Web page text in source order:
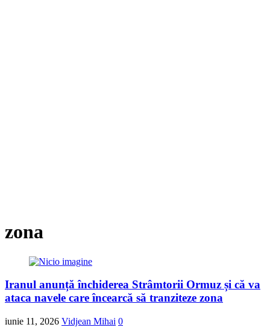
zona
Iranul anunță închiderea Strâmtorii Ormuz și că va
ataca navele care încearcă să tranziteze zona
iunie 11, 2026 Vidjean Mihai 0